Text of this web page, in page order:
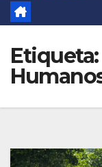
Etiqueta: